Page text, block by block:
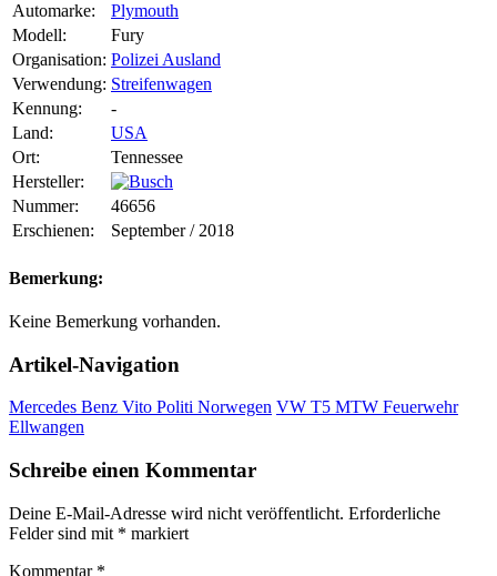
Automarke:
Plymouth
Modell:
Fury
Organisation: Polizei Ausland
Verwendung: Streifenwagen
Kennung:
-
Land:
USA
Ort:
Tennessee
Hersteller:
Nummer:
46656
Erschienen:
September / 2018
Bemerkung:
Keine Bemerkung vorhanden.
Artikel-Navigation
Mercedes Benz Vito Politi Norwegen VW T5 MTW Feuerwehr
Ellwangen
Schreibe einen Kommentar
Deine E-Mail-Adresse wird nicht veröffentlicht. Erforderliche
Felder sind mit * markiert
Kommentar *